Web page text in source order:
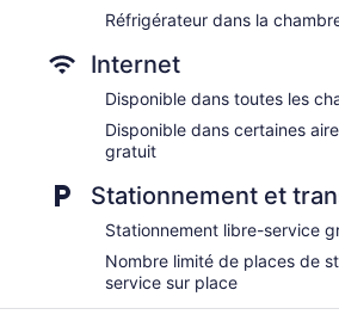
Réfrigérateur dans la
Internet
Disponible dans toutes les
Disponible dans certaines
gratuit
Stationnement et
Stationnement libre-service
Nombre limité de places de
service sur place